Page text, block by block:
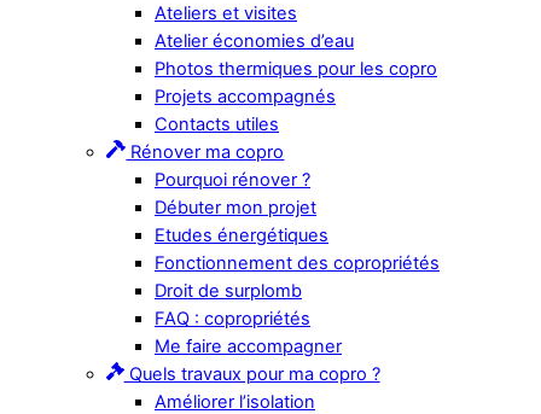
Ateliers et visites
Atelier économies d’eau
Photos thermiques pour les copro
Projets accompagnés
Contacts utiles
Rénover ma copro
Pourquoi rénover ?
Débuter mon projet
Etudes énergétiques
Fonctionnement des copropriétés
Droit de surplomb
FAQ : copropriétés
Me faire accompagner
Quels travaux pour ma copro ?
Améliorer l’isolation